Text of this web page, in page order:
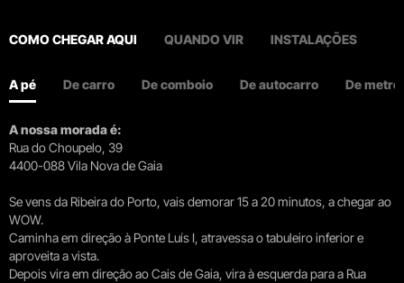
COMO CHEGAR AQUI QUANDO VIR INSTALAÇÕES
A pé De carro De comboio De autocarro De metro
A nossa morada é:
Rua do Choupelo, 39
4400-088 Vila Nova de Gaia
Se vens da Ribeira do Porto, vais demorar 15 a 20 minutos, a chegar ao
WOW.
Caminha em direção à Ponte Luís I, atravessa o tabuleiro inferior e
aproveita a vista.
Depois vira em direção ao Cais de Gaia, vira à esquerda para a Rua